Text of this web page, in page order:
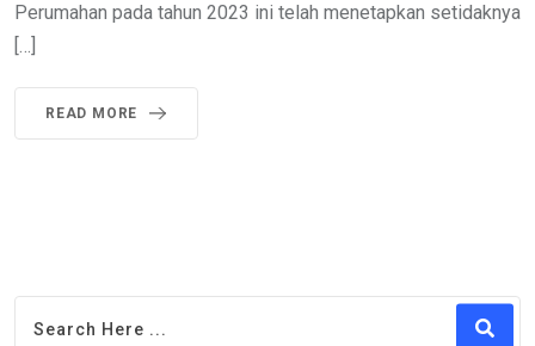
Perumahan pada tahun 2023 ini telah menetapkan setidaknya
[…]
READ MORE